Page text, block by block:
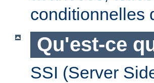
conditionnelles
Qu'est-ce
SSI (Server